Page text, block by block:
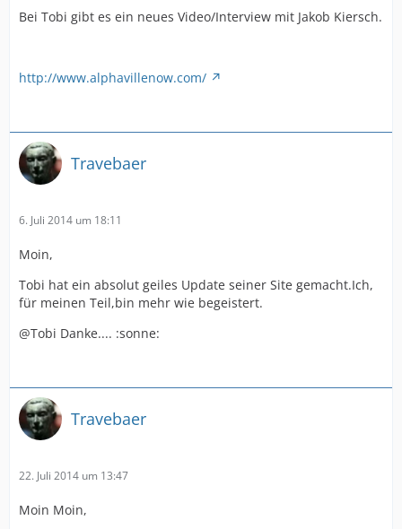
Bei Tobi gibt es ein neues Video/Interview mit Jakob Kiersch.
http://www.alphavillenow.com/
Travebaer
6. Juli 2014 um 18:11
Moin,
Tobi hat ein absolut geiles Update seiner Site gemacht.Ich,
für meinen Teil,bin mehr wie begeistert.
@Tobi Danke.... :sonne:
Travebaer
22. Juli 2014 um 13:47
Moin Moin,